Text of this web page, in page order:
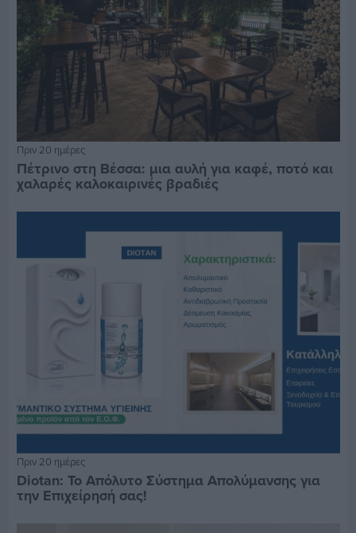
Πριν 20 ημέρες
Πέτρινο στη Βέσσα: μια αυλή για καφέ, ποτό και
χαλαρές καλοκαιρινές βραδιές
Πριν 20 ημέρες
Diotan: Το Απόλυτο Σύστημα Απολύμανσης για
την Επιχείρησή σας!